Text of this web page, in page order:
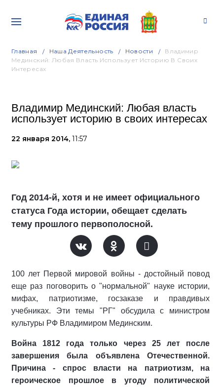
Главная Наша Деятельность Новости
Владимир
Мединский: Любая Власть Использует Историю В Своих
Интересах
Владимир Мединский: Любая власть
использует историю в своих интересах
22 января 2014, 11:57
Год 2014-й, хотя и не имеет официального
статуса Года истории, обещает сделать
тему прошлого первополосной.
100 лет Первой мировой войны - достойный повод
еще раз поговорить о "нормальной" науке истории,
мифах, патриотизме, госзаказе и правдивых
учебниках. Эти темы "РГ" обсудила с министром
культуры РФ Владимиром Мединским.
Война 1812 года только через 25 лет после
завершения была объявлена Отечественной.
Причина - спрос власти на патриотизм, на
героическое прошлое в угоду политической